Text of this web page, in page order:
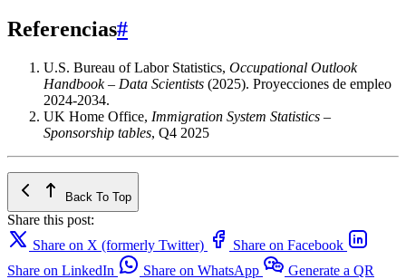
Referencias#
U.S. Bureau of Labor Statistics, Occupational Outlook
Handbook – Data Scientists (2025). Proyecciones de empleo
2024‑2034.
UK Home Office, Immigration System Statistics –
Sponsorship tables, Q4 2025
Back To Top
Share this post:
Share on X (formerly Twitter)
Share on Facebook
Share on LinkedIn
Share on WhatsApp
Generate a QR